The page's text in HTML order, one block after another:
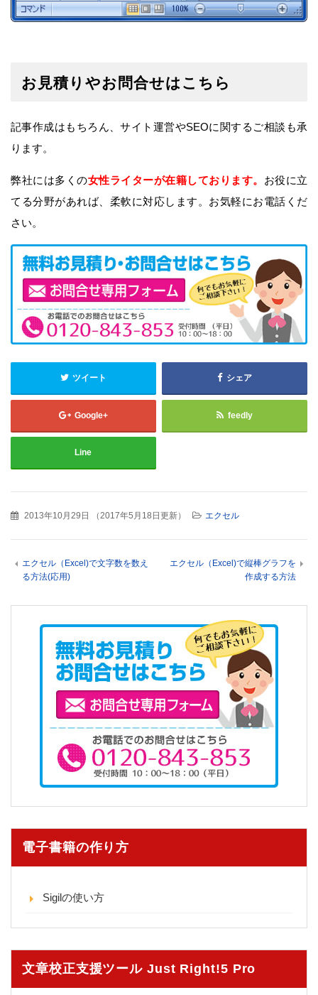
お見積りやお問合せはこちら
記事作成はもちろん、サイト運営やSEOに関するご相談も承
ります。
弊社には多くの女性ライターが在籍しております。 お役に立
てる分野があれば、 柔軟に対応します。お気軽にお電話くだ
さい。
ツイート シェア
Google+ feedly
Line
2013年10月29日 （ 2017年5月18日更新） エクセル
エクセル（Excel)で文字数を数え
る方法(応用)
エクセル（Excel)で縦棒グラフを
作成する方法
電子書籍の作り方
Sigilの使い方
文章校正支援ツール Just Right!5 Pro